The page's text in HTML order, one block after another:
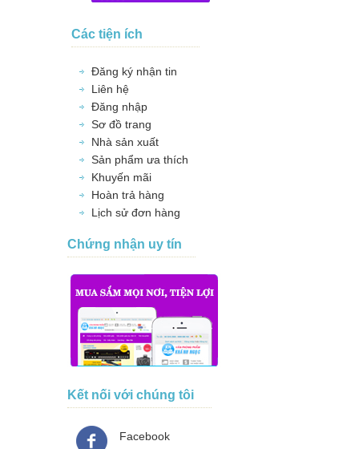
Các tiện ích
Đăng ký nhận tin
Liên hệ
Đăng nhập
Sơ đồ trang
Nhà sản xuất
Sản phẩm ưa thích
Khuyến mãi
Hoàn trả hàng
Lịch sử đơn hàng
Chứng nhận uy tín
Kết nối với chúng tôi
Facebook